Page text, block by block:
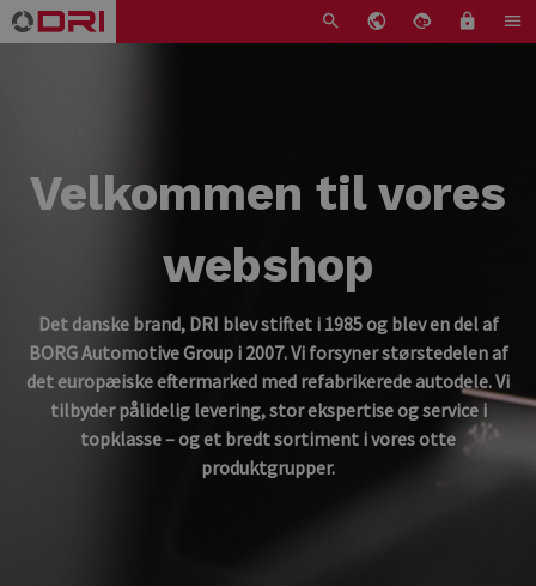
Velkommen til vores
webshop
Det danske brand, DRI blev stiftet i 1985 og blev en del af
BORG Automotive Group i 2007. Vi forsyner størstedelen af
det europæiske eftermarked med refabrikerede autodele. Vi
tilbyder pålidelig levering, stor ekspertise og service i
topklasse – og et bredt sortiment i vores otte
produktgrupper.